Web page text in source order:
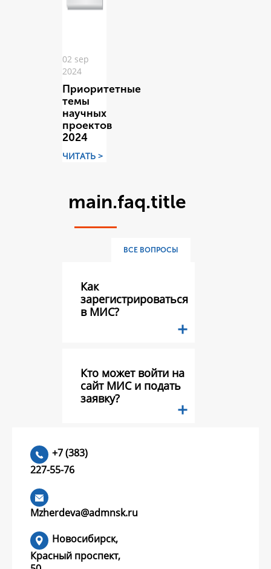
02 sep
2024
Приоритетные
темы
научных
проектов
2024
ЧИТАТЬ >
main.faq.title
ВСЕ ВОПРОСЫ
Как
зарегистрироваться
в МИС?
Кто может войти на
сайт МИС и подать
заявку?
Какие документы
+7 (383)
227-55-76
Mzherdeva@admnsk.ru
Новосибирск,
Красный проспект,